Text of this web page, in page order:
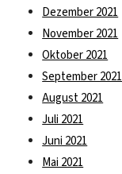
Dezember 2021
November 2021
Oktober 2021
September 2021
August 2021
Juli 2021
Juni 2021
Mai 2021